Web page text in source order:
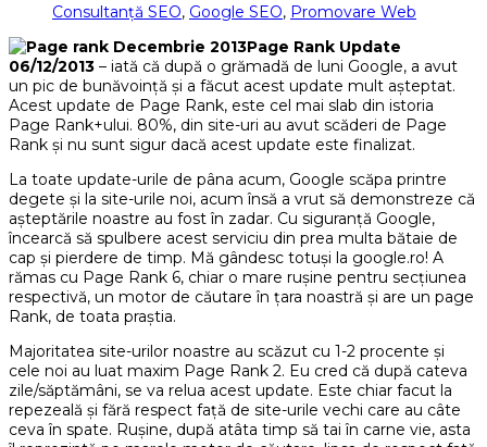
Consultanţă SEO, Google SEO, Promovare Web
Page Rank Update
06/12/2013 – iată că după o grămadă de luni Google, a avut
un pic de bunăvoinţă şi a făcut acest update mult aşteptat.
Acest update de Page Rank, este cel mai slab din istoria
Page Rank+ului. 80%, din site-uri au avut scăderi de Page
Rank şi nu sunt sigur dacă acest update este finalizat.
La toate update-urile de pâna acum, Google scăpa printre
degete şi la site-urile noi, acum însă a vrut să demonstreze că
aşteptările noastre au fost în zadar. Cu siguranţă Google,
încearcă să spulbere acest serviciu din prea multa bătaie de
cap şi pierdere de timp. Mă gândesc totuşi la google.ro! A
rămas cu Page Rank 6, chiar o mare ruşine pentru secţiunea
respectivă, un motor de căutare în ţara noastră şi are un page
Rank, de toata praştia.
Majoritatea site-urilor noastre au scăzut cu 1-2 procente şi
cele noi au luat maxim Page Rank 2. Eu cred că după cateva
zile/săptămâni, se va relua acest update. Este chiar facut la
repezeală şi fără respect faţă de site-urile vechi care au câte
ceva în spate. Ruşine, după atâta timp să tai în carne vie, asta